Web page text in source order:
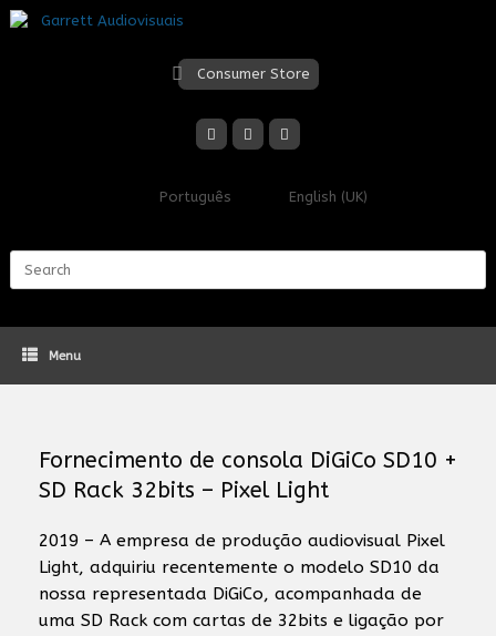
Skip
to
Consumer Store
Português English (UK)
Menu
Fornecimento de consola DiGiCo SD10 +
SD Rack 32bits – Pixel Light
2019 – A empresa de produção audiovisual Pixel
Light, adquiriu recentemente o modelo SD10 da
nossa representada DiGiCo, acompanhada de
uma SD Rack com cartas de 32bits e ligação por